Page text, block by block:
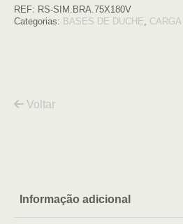
duche
SIMPLE
REF: RS-SIM.BRA.75X180V
Categorias: BASES DE DUCHE,
Voltar
Informação adicional